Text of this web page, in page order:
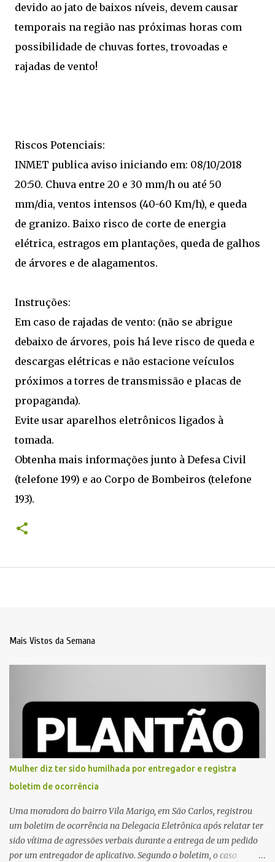
devido ao jato de baixos níveis, devem causar
temporais na região nas próximas horas com
possibilidade de chuvas fortes, trovoadas e
rajadas de vento!
Riscos Potenciais:
INMET publica aviso iniciando em: 08/10/2018
20:50. Chuva entre 20 e 30 mm/h ou até 50
mm/dia, ventos intensos (40-60 Km/h), e queda
de granizo. Baixo risco de corte de energia
elétrica, estragos em plantações, queda de galhos
de árvores e de alagamentos.
Instruções:
Em caso de rajadas de vento: (não se abrigue
debaixo de árvores, pois há leve risco de queda e
descargas elétricas e não estacione veículos
próximos a torres de transmissão e placas de
propaganda).
Evite usar aparelhos eletrônicos ligados à
tomada.
Obtenha mais informações junto à Defesa Civil
(telefone 199) e ao Corpo de Bombeiros (telefone
193).
Mais Vistos da Semana
Mulher diz ter sido humilhada por entregador e registra
boletim de ocorrência
Uma moradora do bairro Vila Marigo, em São Carlos, registrou
um boletim de ocorrência na Delegacia Eletrônica após relatar ter
sido vítima de agressões verbais durante a entrega de um pedido
por um entregador de aplicativo. Segundo o boletim, o caso